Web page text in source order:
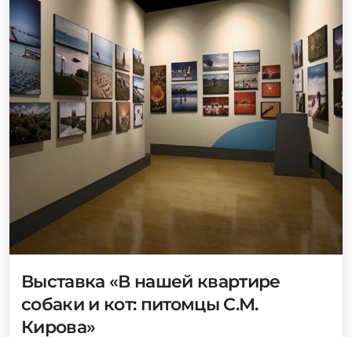
Выставка «В нашей квартире
собаки и кот: питомцы С.М.
Кирова»